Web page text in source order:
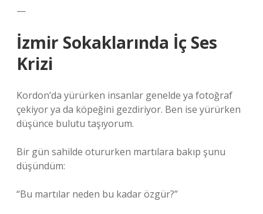
—
İzmir Sokaklarında İç Ses
Krizi
Kordon’da yürürken insanlar genelde ya fotoğraf
çekiyor ya da köpeğini gezdiriyor. Ben ise yürürken
düşünce bulutu taşıyorum.
Bir gün sahilde otururken martılara bakıp şunu
düşündüm:
“Bu martılar neden bu kadar özgür?”